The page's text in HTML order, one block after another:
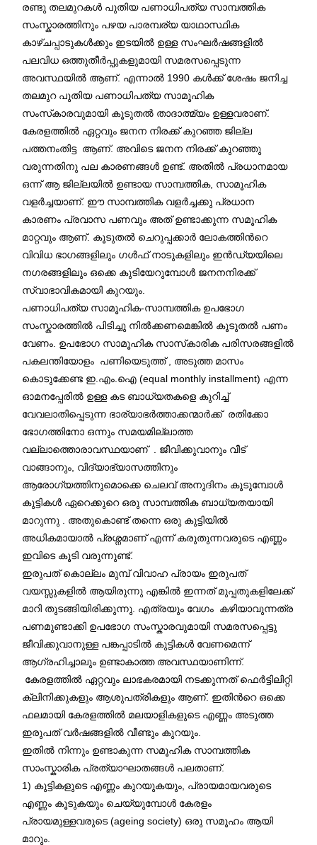
രണ്ടു തലമുറകൾ പുതിയ പണാധിപത്യ സാമ്പത്തിക
സംസ്കാരത്തിനും പഴയ പാരമ്പര്യ യാഥാസ്ഥിക
കാഴ്ചപ്പാടുകൾക്കും ഇടയിൽ ഉള്ള സംഘർഷങ്ങളിൽ
പലവിധ ഒത്തുതീർപ്പുകളുമായി സമരസപ്പെടുന്ന
അവസ്ഥയിൽ ആണ്. എന്നാൽ 1990 കൾക്ക് ശേഷം ജനിച്ച
തലമുറ പുതിയ പണാധിപത്യ സാമൂഹിക
സംസ്‌കാരവുമായി കൂടുതൽ താദാത്മ്യം ഉള്ളവരാണ്.
കേരളത്തിൽ ഏറ്റവും ജനന നിരക്ക് കുറഞ്ഞ ജില്ല
പത്തനംതിട്ട ആണ്. അവിടെ ജനന നിരക്ക് കുറഞ്ഞു
വരുന്നതിനു പല കാരണങ്ങൾ ഉണ്ട്. അതിൽ പ്രധാനമായ
ഒന്ന് ആ ജില്ലയിൽ ഉണ്ടായ സാമ്പത്തിക, സാമൂഹിക
വളർച്ചയാണ്. ഈ സാമ്പത്തിക വളർച്ചക്കു പ്രധാന
കാരണം പ്രവാസ പണവും അത് ഉണ്ടാക്കുന്ന സമൂഹിക
മാറ്റവും ആണ്. കൂടുതൽ ചെറുപ്പക്കാർ ലോകത്തിന്‍റെ
വിവിധ ഭാഗങ്ങളിലും ഗൾഫ് നാടുകളിലും ഇന്‍ഡ്യയിലെ
നഗരങ്ങളിലും ഒക്കെ കുടിയേറുമ്പോൾ ജനനനിരക്ക്
സ്വാഭാവികമായി കുറയും.
പണാധിപത്യ സാമൂഹിക-സാമ്പത്തിക ഉപഭോഗ
സംസ്കാരത്തിൽ പിടിച്ചു നിൽക്കണമെങ്കിൽ കൂടുതൽ പണം
വേണം. ഉപഭോഗ സാമൂഹിക സാസ്‌കാരിക പരിസരങ്ങളിൽ
പകലന്തിയോളം പണിയെടുത്ത് , അടുത്ത മാസം
കൊടുക്കേണ്ട ഇ.എം.ഐ (equal monthly installment) എന്ന
ഓമനപ്പേരിൽ ഉള്ള കട ബാധ്യതകളെ കുറിച്ച്
വേവലാതിപ്പെടുന്ന ഭാര്യാഭര്‍ത്താക്കന്മാര്‍ക്ക് രതിക്കോ
ഭോഗത്തിനോ ഒന്നും സമയമില്ലാത്ത
വല്ലാത്തൊരാവസ്ഥയാണ് . ജീവിക്കുവാനും വീട്
വാങ്ങാനും, വിദ്യാഭ്യാസത്തിനും
ആരോഗ്യത്തിനുമൊക്കെ ചെലവ് അനുദിനം കൂടുമ്പോൾ
കുട്ടികള്‍ ഏറെക്കുറെ ഒരു സാമ്പത്തിക ബാധ്യതയായി
മാറുന്നു . അതുകൊണ്ട് തന്നെ ഒരു കുട്ടിയിൽ
അധികമായാൽ പ്രശ്നമാണ് എന്ന് കരുതുന്നവരുടെ എണ്ണം
ഇവിടെ കൂടി വരുന്നുണ്ട്.
ഇരുപത് കൊല്ലം മുമ്പ് വിവാഹ പ്രായം ഇരുപത്
വയസ്സുകളിൽ ആയിരുന്നു എങ്കിൽ ഇന്നത് മുപ്പതുകളിലേക്ക്
മാറി തുടങ്ങിയിരിക്കുന്നു. എത്രയും വേഗം കഴിയാവുന്നത്ര
പണമുണ്ടാക്കി ഉപഭോഗ സംസ്കാരവുമായി സമരസപ്പെട്ടു
ജീവിക്കുവാനുള്ള പങ്കപ്പാടിൽ കുട്ടികൾ വേണമെന്ന്
ആഗ്രഹിച്ചാലും ഉണ്ടാകാത്ത അവസ്ഥയാണിന്ന്‍.
കേരളത്തിൽ ഏറ്റവും ലാഭകരമായി നടക്കുന്നത് ഫെർട്ടിലിറ്റി
ക്ലിനിക്കുകളും ആശുപത്രികളും ആണ്. ഇതിന്‍റെ ഒക്കെ
ഫലമായി കേരളത്തിൽ മലയാളികളുടെ എണ്ണം അടുത്ത
ഇരുപത് വർഷങ്ങളിൽ വീണ്ടും കുറയും.
ഇതിൽ നിന്നും ഉണ്ടാകുന്ന സമൂഹിക സാമ്പത്തിക
സാംസ്കാരിക പ്രത്യാഘാതങ്ങൾ പലതാണ്.
1) കുട്ടികളുടെ എണ്ണം കുറയുകയും, പ്രായമായവരുടെ
എണ്ണം കൂടുകയും ചെയ്യുമ്പോൾ കേരളം
പ്രായമുള്ളവരുടെ (ageing society) ഒരു സമൂഹം ആയി
മാറും.